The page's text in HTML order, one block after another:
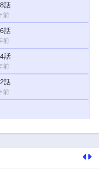
話
前
話
前
話
前
話
前